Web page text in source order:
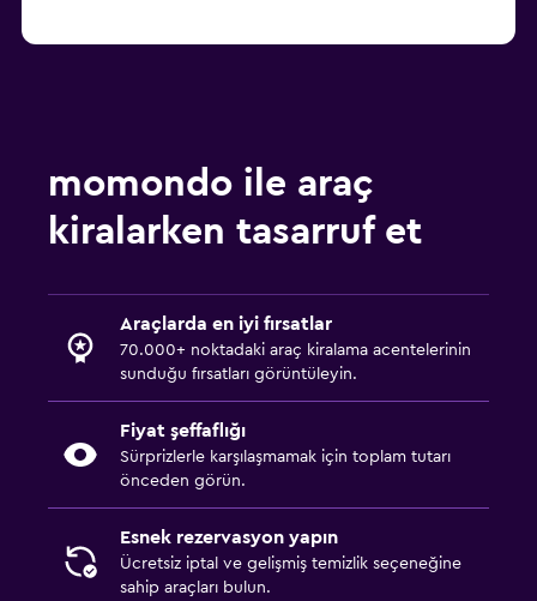
momondo ile araç
kiralarken tasarruf et
Araçlarda en iyi fırsatlar
70.000+ noktadaki araç kiralama acentelerinin
sunduğu fırsatları görüntüleyin.
Fiyat şeffaflığı
Sürprizlerle karşılaşmamak için toplam tutarı
önceden görün.
Esnek rezervasyon yapın
Ücretsiz iptal ve gelişmiş temizlik seçeneğine
sahip araçları bulun.